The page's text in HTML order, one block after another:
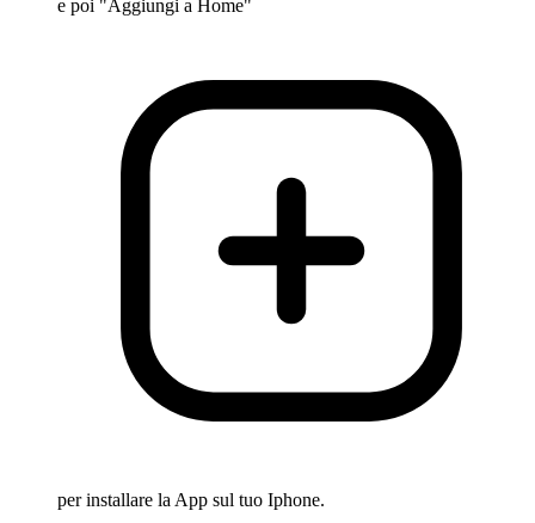
e poi "Aggiungi a Home"
per installare la App sul tuo Iphone.